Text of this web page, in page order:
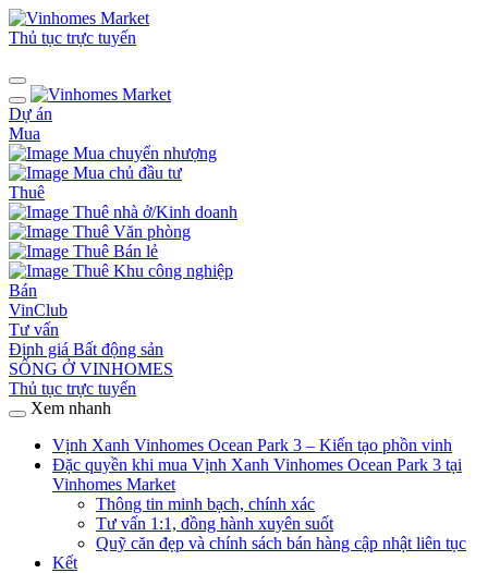
Thủ tục trực tuyến
Dự án
Mua
Mua chuyển nhượng
Mua chủ đầu tư
Thuê
Thuê nhà ở/Kinh doanh
Thuê Văn phòng
Thuê Bán lẻ
Thuê Khu công nghiệp
Bán
VinClub
Tư vấn
Định giá Bất động sản
SỐNG Ở VINHOMES
Thủ tục trực tuyến
Xem nhanh
Vịnh Xanh Vinhomes Ocean Park 3 – Kiến tạo phồn vinh
Đặc quyền khi mua Vịnh Xanh Vinhomes Ocean Park 3 tại
Vinhomes Market
Thông tin minh bạch, chính xác
Tư vấn 1:1, đồng hành xuyên suốt
Quỹ căn đẹp và chính sách bán hàng cập nhật liên tục
Kết